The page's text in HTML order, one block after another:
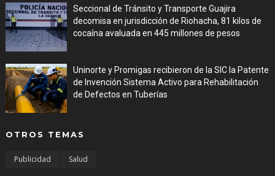
Seccional de Tránsito y Transporte Guajira
decomisa en jurisdicción de Riohacha, 81 kilos de
cocaína avaluada en 445 millones de pesos
Uninorte y Promigas recibieron de la SIC la Patente
de Invención Sistema Activo para Rehabilitación
de Defectos en Tuberías
OTROS TEMAS
Publicidad Salud